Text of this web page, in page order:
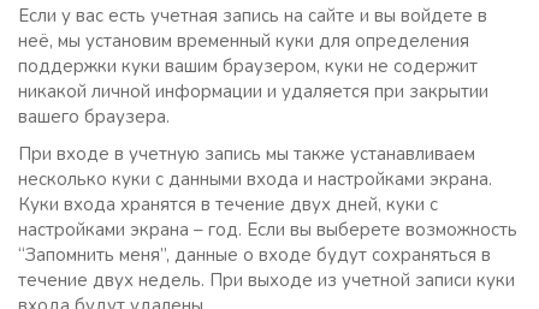
Если у вас есть учетная запись на сайте и вы войдете в
неё, мы установим временный куки для определения
поддержки куки вашим браузером, куки не содержит
никакой личной информации и удаляется при закрытии
вашего браузера.
При входе в учетную запись мы также устанавливаем
несколько куки с данными входа и настройками экрана.
Куки входа хранятся в течение двух дней, куки с
настройками экрана – год. Если вы выберете возможность
“Запомнить меня”, данные о входе будут сохраняться в
течение двух недель. При выходе из учетной записи куки